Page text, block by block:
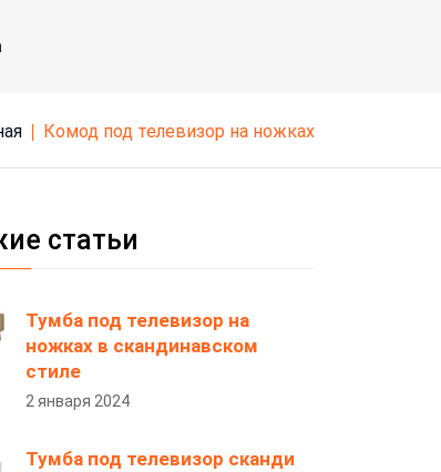
комод под телевизор на ножках
статьи
Тумба под телевизор на
ножках в скандинавском
стиле
2 января 2024
Тумба под телевизор сканди